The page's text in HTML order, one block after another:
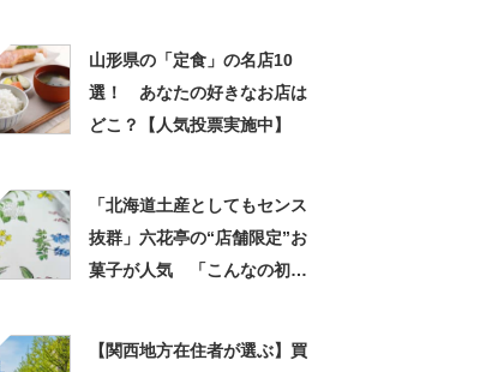
山形県の「定食」の名店10
選！ あなたの好きなお店は
どこ？【人気投票実施中】
「北海道土産としてもセンス
抜群」六花亭の“店舗限定”お
菓子が人気 「こんなの初め
【関西地方在住者が選ぶ】買